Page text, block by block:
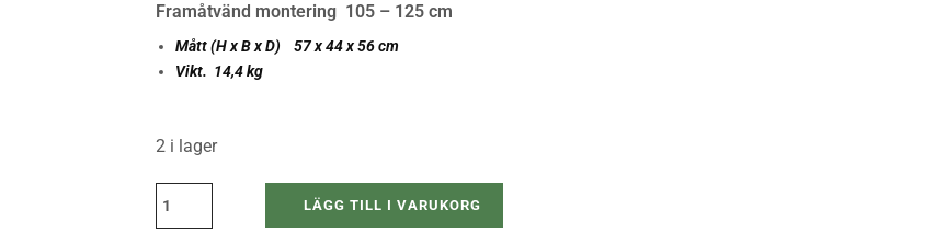
Framåtvänd montering 105 – 125 cm
Mått (H x B x D) 57 x 44 x 56 cm
Vikt. 14,4 kg
2 i lager
LÄGG TILL I VARUKORG